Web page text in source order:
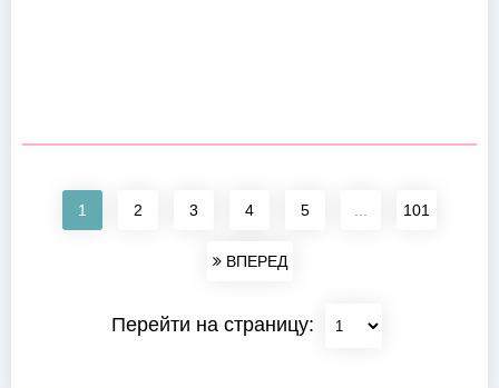
1 2 3 4 5 101
ВПЕРЕД
Перейти на страницу: